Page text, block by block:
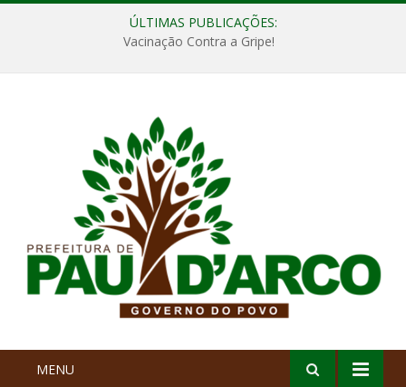
ÚLTIMAS PUBLICAÇÕES:
Vacinação Contra a Gripe!
MENU